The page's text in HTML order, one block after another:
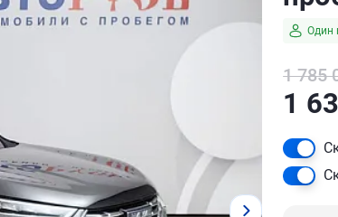
Один
1 785
1